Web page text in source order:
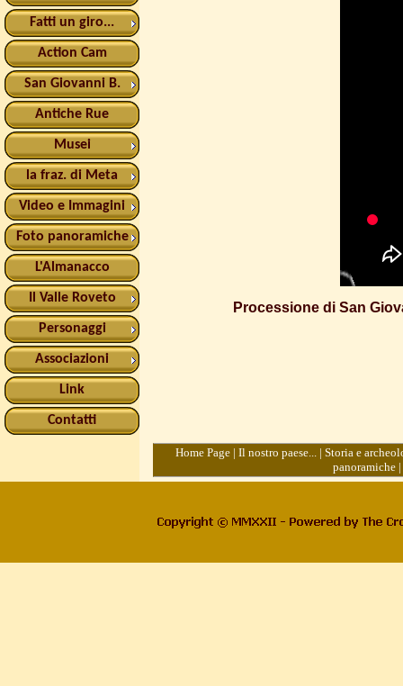
Fatti un giro...
Action Cam
San Giovanni B.
Antiche Rue
Musei
la fraz. di Meta
Video e Immagini
Foto panoramiche
L'Almanacco
Il Valle Roveto
Personaggi
Associazioni
Link
Contatti
Processione di San
Home Page | Il nostro paese... | Storia e
panoramiche|